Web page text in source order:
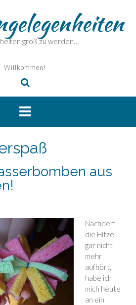
groß zu werden…
Willkommen!
aus
Nachdem
die Hitze
gar nicht
mehr
aufhört,
habe ich
mich heute
an ein